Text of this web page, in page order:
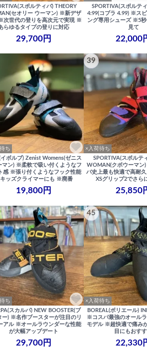
スポルティバ) THEORY
セオリー ウーマン) ※新デザ
次世代の登りを高次元で実現 ※
らゆるタイプの登りに対応
29,700円
SPORTIVA(スポルテ
4:99(コブラ 4.99) ※スピ
ング専用シューズ ※5
見て
22,000
ち
ボルブ) Zenist Womens(ゼニス
マン) ※柔軟で吸い付くようなフ
感 ※張り付くようなフック性能
ッズクライマーにも ※廃番
19,800円
39
×入荷待ち
SPORTIVA(スポルテ
WOMAN(クボウーマン
バ史上最も快適で高耐
XSグリップ2でさら
25,850
ち
スカルパ) NEW BOOSTER(ブ
ー) ※名作ブースターが注目のリ
アル ※オールラウンダーな性能
が大幅アップデート
29,700円
45
×入荷待ち
BOREAL(ボリエール)
※コスパ最強のオール
モデル ※超快適で痛み
目にもおす
22,330